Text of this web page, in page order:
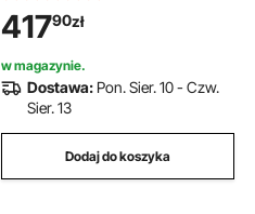
41790zł
w magazynie.
Dostawa: Pon. Sier. 10 - Czw.
Sier. 13
Dodaj do koszyka